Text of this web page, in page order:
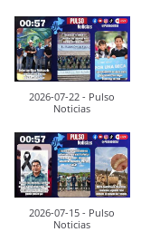
2026-07-22 - Pulso
Noticias
2026-07-15 - Pulso
Noticias